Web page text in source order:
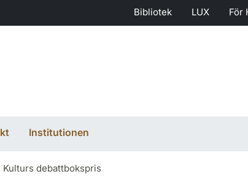
Bibliotek LUX För
Institutionen
debattbokspris